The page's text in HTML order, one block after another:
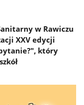
w Rawiczu
XXV edycji
który